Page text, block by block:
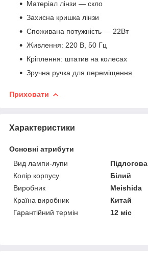
Матеріал лінзи — скло
Захисна кришка лінзи
Споживана потужність — 22Вт
Живлення: 220 В, 50 Гц
Кріплення: штатив на колесах
Зручна ручка для переміщення
Приховати
Характеристики
Основні атрибути
Вид лампи-лупи
Підлогова
Колір корпусу
Білий
Виробник
Meishida
Країна виробник
Китай
Гарантійний термін
12 міс